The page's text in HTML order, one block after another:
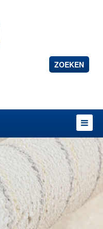
ZOEKEN